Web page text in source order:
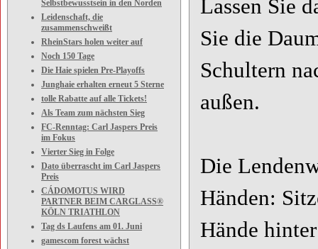
Selbstbewusstsein in den Norden
Leidenschaft, die
zusammenschweißt
RheinStars holen weiter auf
Noch 150 Tage
Die Haie spielen Pre-Playoffs
Junghaie erhalten erneut 5 Sterne
tolle Rabatte auf alle Tickets!
Als Team zum nächsten Sieg
FC-Renntag: Carl Jaspers Preis
im Fokus
Vierter Sieg in Folge
Dato überrascht im Carl Jaspers
Preis
CÁDOMOTUS WIRD
PARTNER BEIM CARGLASS®
KÖLN TRIATHLON
Tag ds Laufens am 01. Juni
gamescom forest wächst
Lassen Sie
Sie die
Schultern
außen.
Die
Händen:
Hände